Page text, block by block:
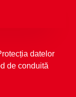
datelor
de conduită